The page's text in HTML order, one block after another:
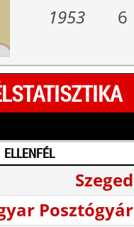
1953 6
ELLENFÉL
Szeged
Posztógyár